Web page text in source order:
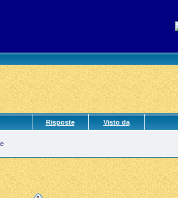
Risposte Visto da